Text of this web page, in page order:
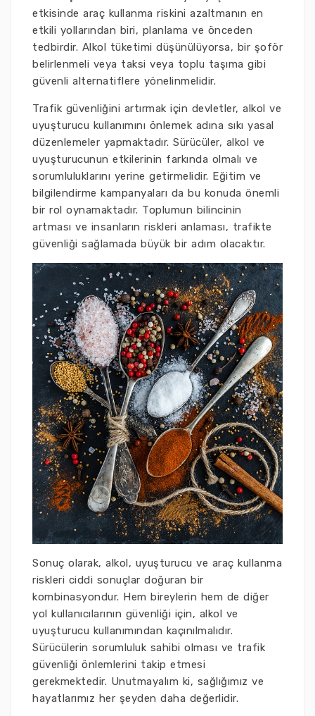
etkisinde araç kullanma riskini azaltmanın en
etkili yollarından biri, planlama ve önceden
tedbirdir. Alkol tüketimi düşünülüyorsa, bir şoför
belirlenmeli veya taksi veya toplu taşıma gibi
güvenli alternatiflere yönelinmelidir.
Trafik güvenliğini artırmak için devletler, alkol ve
uyuşturucu kullanımını önlemek adına sıkı yasal
düzenlemeler yapmaktadır. Sürücüler, alkol ve
uyuşturucunun etkilerinin farkında olmalı ve
sorumluluklarını yerine getirmelidir. Eğitim ve
bilgilendirme kampanyaları da bu konuda önemli
bir rol oynamaktadır. Toplumun bilincinin
artması ve insanların riskleri anlaması, trafikte
güvenliği sağlamada büyük bir adım olacaktır.
Sonuç olarak, alkol, uyuşturucu ve araç kullanma
riskleri ciddi sonuçlar doğuran bir
kombinasyondur. Hem bireylerin hem de diğer
yol kullanıcılarının güvenliği için, alkol ve
uyuşturucu kullanımından kaçınılmalıdır.
Sürücülerin sorumluluk sahibi olması ve trafik
güvenliği önlemlerini takip etmesi
gerekmektedir. Unutmayalım ki, sağlığımız ve
hayatlarımız her şeyden daha değerlidir.